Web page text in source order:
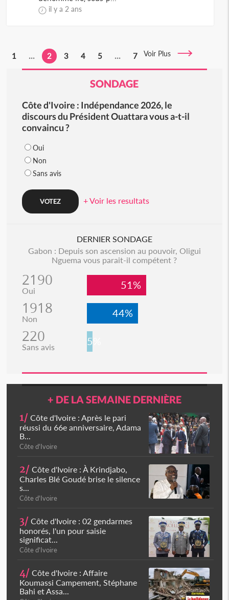
il y a 2 ans
1 ... 2 3 4 5 ... 7 Voir Plus
SONDAGE
Côte d'Ivoire : Indépendance 2026, le
discours du Président Ouattara vous a-t-il
convaincu ?
Oui
Non
Sans avis
+ Voir les resultats
DERNIER SONDAGE
Gabon : Depuis son ascension au pouvoir, Oligui
Nguema vous parait-il compétent ?
2190
Oui 51%
1918
Non 44%
220
Sans avis 5%
+ DE LA SEMAINE DERNIÈRE
1/ Côte d'Ivoire : Après le pari
réussi du 66e anniversaire, Adama
B...
Côte d'Ivoire
2/ Côte d'Ivoire : À Krindjabo,
Charles Blé Goudé brise le silence
s...
Côte d'Ivoire
3/ Côte d'Ivoire : 02 gendarmes
honorés, l'un pour saisie
significat...
Côte d'Ivoire
4/ Côte d'Ivoire : Affaire
Koumassi Campement, Stéphane
Bahi et Assa...